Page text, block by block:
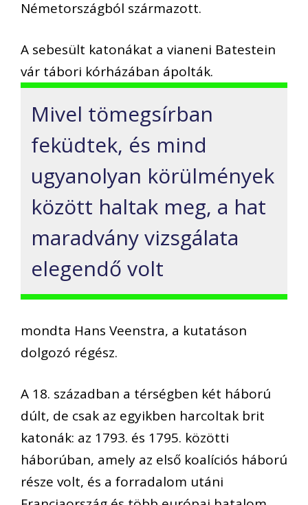
Németországból származott.
A sebesült katonákat a vianeni Batestein
vár tábori kórházában ápolták.
Mivel tömegsírban
feküdtek, és mind
ugyanolyan körülmények
között haltak meg, a hat
maradvány vizsgálata
elegendő volt
mondta Hans Veenstra, a kutatáson
dolgozó régész.
A 18. században a térségben két háború
dúlt, de csak az egyikben harcoltak brit
katonák: az 1793. és 1795. közötti
háborúban, amely az első koalíciós háború
része volt, és a forradalom utáni